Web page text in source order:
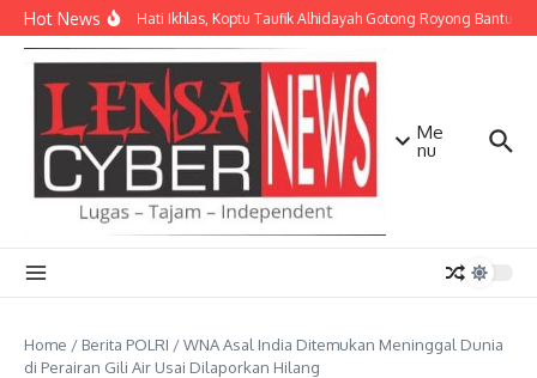
Lewati ke konten
Hot NewsDengan Hati Ikhlas, Koptu Taufik Alhidayah Gotong Royong Bantu
Me
nu
Home / Berita POLRI /WNA Asal India Ditemukan Meninggal Dunia
di Perairan Gili Air Usai Dilaporkan Hilang